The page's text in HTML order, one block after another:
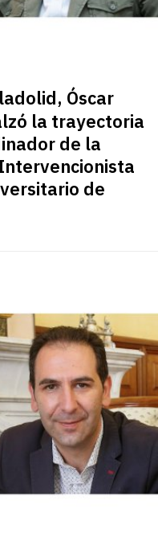
Óscar
la trayectoria
de la
de